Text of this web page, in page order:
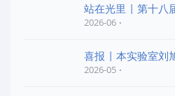
站在光里 | 第十八
2026-06
喜报 | 本实验室刘
2026-05